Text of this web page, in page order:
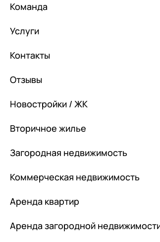
Команда
Услуги
Контакты
Отзывы
Новостройки / ЖК
Вторичное жилье
Загородная недвижимость
Коммерческая недвижимость
Аренда квартир
Аренда загородной